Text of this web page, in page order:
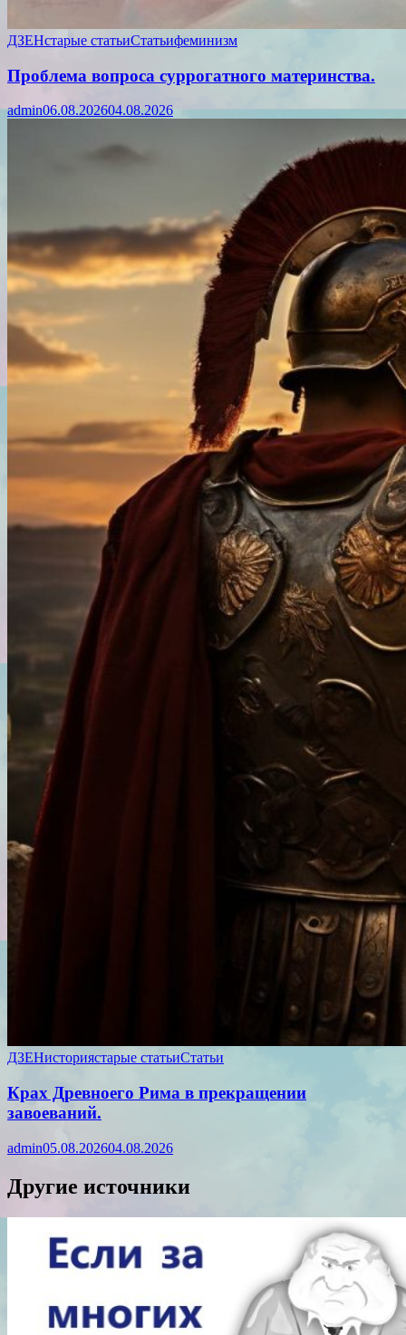
ДЗЕНстарые статьиСтатьифеминизм
Проблема вопроса суррогатного материнства.
admin06.08.202604.08.2026
ДЗЕНисториястарые статьиСтатьи
Крах Древноего Рима в прекращении
завоеваний.
admin05.08.202604.08.2026
Другие источники